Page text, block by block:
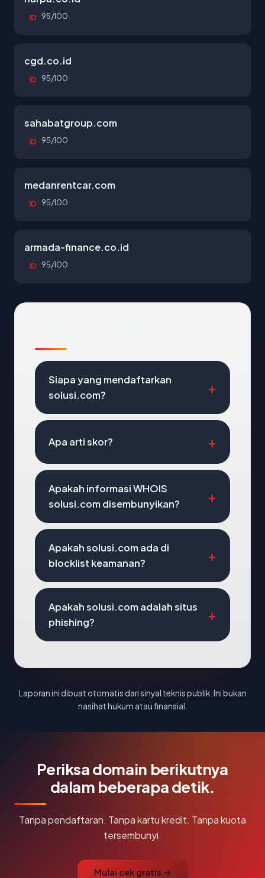
ID 95/100
cgd.co.id
ID 95/100
sahabatgroup.com
ID 95/100
medanrentcar.com
ID 95/100
armada-finance.co.id
ID 95/100
Siapa yang mendaftarkan
solusi.com?
Apa arti skor?
Apakah informasi WHOIS
solusi.com disembunyikan?
Apakah solusi.com ada di
blocklist keamanan?
Apakah solusi.com adalah situs
phishing?
Laporan ini dibuat otomatis dari sinyal teknis publik. Ini bukan
nasihat hukum atau finansial.
Periksa domain berikutnya
dalam beberapa detik.
Tanpa pendaftaran. Tanpa kartu kredit. Tanpa kuota
tersembunyi.
Mulai cek gratis →